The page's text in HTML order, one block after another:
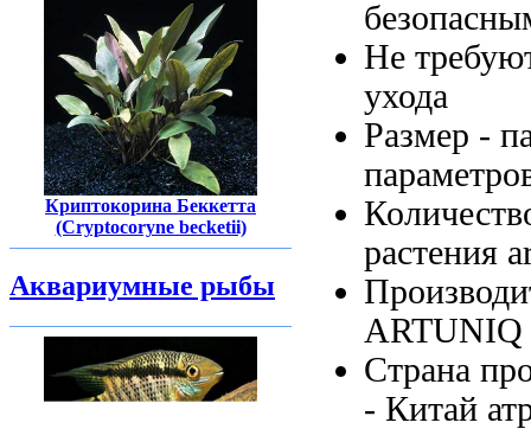
Криптокорина Беккетта
(Cryptocoryne becketii)
Аквариумные рыбы
Не
ухода
Размер -
растения
ARTUNIQ
Страна
- Китай